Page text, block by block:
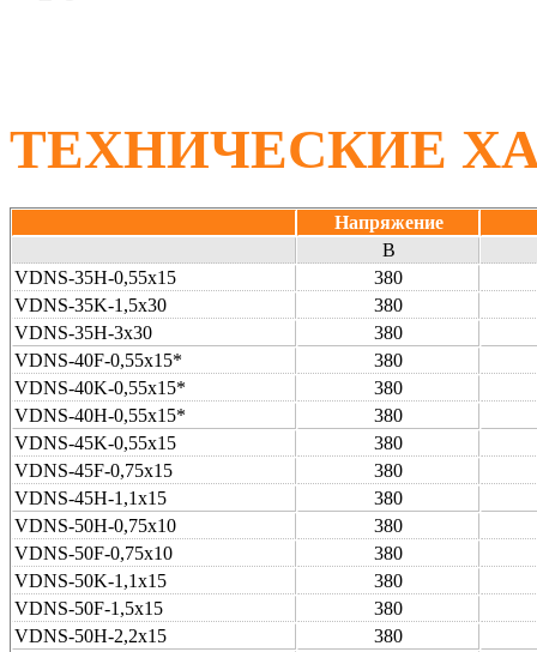
ТЕХНИЧЕСКИЕ
Напряжение
В
VDNS-35H-0,55x15
380
VDNS-35K-1,5x30
380
VDNS-35H-3x30
380
VDNS-40F-0,55x15*
380
VDNS-40K-0,55x15*
380
VDNS-40H-0,55x15*
380
VDNS-45K-0,55x15
380
VDNS-45F-0,75x15
380
VDNS-45H-1,1x15
380
VDNS-50H-0,75х10
380
VDNS-50F-0,75х10
380
VDNS-50K-1,1x15
380
VDNS-50F-1,5x15
380
VDNS-50H-2,2x15
380